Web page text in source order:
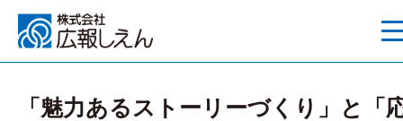
「魅力あるストーリーづくり」と「